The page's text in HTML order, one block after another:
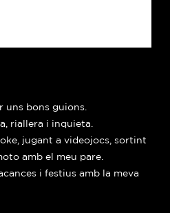
uns bons guions.
riallera i inquieta.
jugant a videojocs, sortint
amb el meu pare.
i festius amb la meva